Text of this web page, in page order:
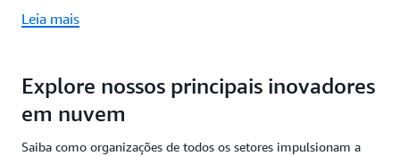
Leia mais
Explore nossos principais inovadores
em nuvem
Saiba como organizações de todos os setores impulsionam a